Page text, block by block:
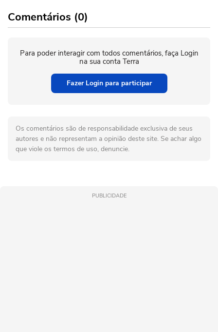
Comentários (0)
Para poder interagir com todos comentários, faça Login
na sua conta Terra
Fazer Login para participar
Os comentários são de responsabilidade exclusiva de seus
autores e não representam a opinião deste site. Se achar algo
que viole os termos de uso, denuncie.
PUBLICIDADE